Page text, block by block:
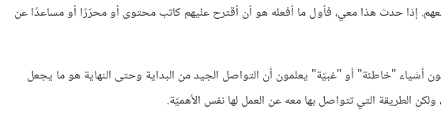
إذا حدث هذا معي، فأول ما أفعله هو أن أقترح عليهم كاتب محتوى أو محرّرًا أو مساعدًا عن
أشياء "خاطئة" أو "غبيّة" يعلمون أن التواصل الجيد من البداية وحتى النهاية هو ما يجعل
الطريقة التي تتواصل بها معه عن العمل لها نفس الأهميّة.